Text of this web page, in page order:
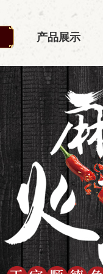
产品展示